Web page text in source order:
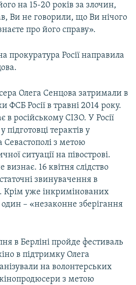
на 15-20 років за злочин,
Ви не говорили, що Ви нічого
про його справу».
прокуратура Росії направила
Олега Сенцова затримали в
ФСБ Росії в травні 2014 року.
в російському СІЗО. У Росії
терактів у
Севастополі з метою
ситуації на півострові.
16 квітня слідство
звинувачення в
Крім уже інкримінованих
– «незаконне зберігання
в Берліні пройде фестиваль
в підтримку Олега
на волонтерських
з метою